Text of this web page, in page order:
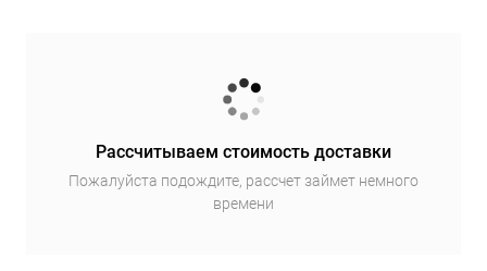
Рассчитываем стоимость доставки
Пожалуйста подождите, рассчет займет немного
времени